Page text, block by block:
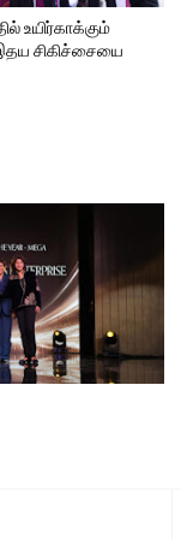
உயிர்காக்கும்
சிகிச்சையை